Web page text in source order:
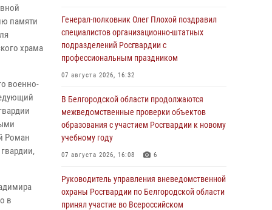
памяти
храма
военно-
Роман
в
Генерал-полковник Олег Плохой поздравил
специалистов организационно-штатных
подразделений Росгвардии с
профессиональным праздником
07 августа 2026, 16:32
В Белгородской области продолжаются
межведомственные проверки объектов
образования с участием Росгвардии к новому
учебному году
07 августа 2026, 16:08 6
Руководитель управления вневедомственной
охраны Росгвардии по Белгородской области
принял участие во Всероссийском